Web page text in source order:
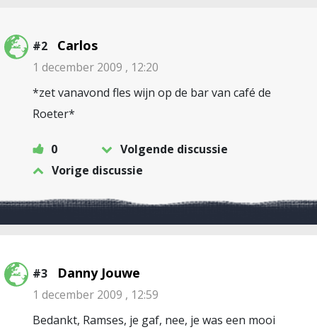
#2 Carlos
1 december 2009 , 12:20
*zet vanavond fles wijn op de bar van café de
Roeter*
0
Volgende discussie
Vorige discussie
#3 Danny Jouwe
1 december 2009 , 12:59
Bedankt, Ramses, je gaf, nee, je was een mooi